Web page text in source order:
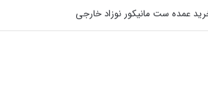
شامپو سر و بدن 500 میل کودک موستلا